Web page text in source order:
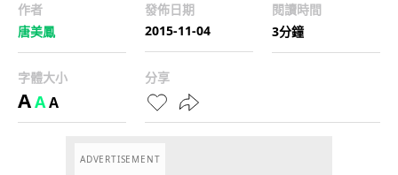
作者
唐美鳳
發佈日期
2015-11-04
閱讀時間
3分鐘
字體大小
AAA
分享
ADVERTISEMENT